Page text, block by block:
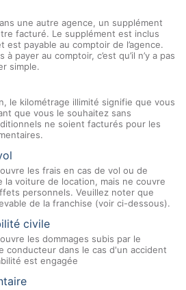
une autre agence, un supplément
facturé. Le supplément est inclus
est payable au comptoir de l’agence.
à payer au comptoir, c’est qu’il n’y a pas
simple.
le kilométrage illimité signifie que vous
que vous le souhaitez sans
ne soient facturés pour les
les frais en cas de vol ou de
la voiture de location, mais ne couvre
personnels. Veuillez noter que
de la franchise (voir ci-dessous).
civile
les dommages subis par le
conducteur dans le cas d'un accident
est engagée